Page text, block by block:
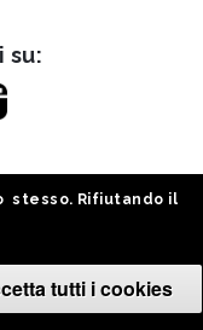
su:
stesso. Rifiutando il
tutti i cookies